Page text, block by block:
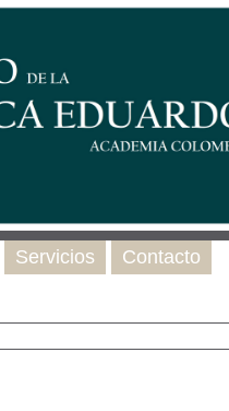
Servicios Contacto